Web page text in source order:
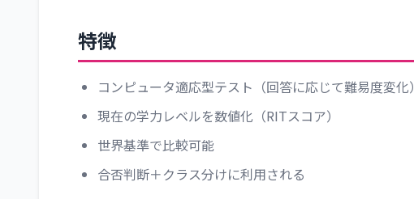
特徴
コンピュータ適応型テスト（回答に応じて難易度変化）
現在の学力レベルを数値化（RITスコア）
世界基準で比較可能
合否判断＋クラス分けに利用される